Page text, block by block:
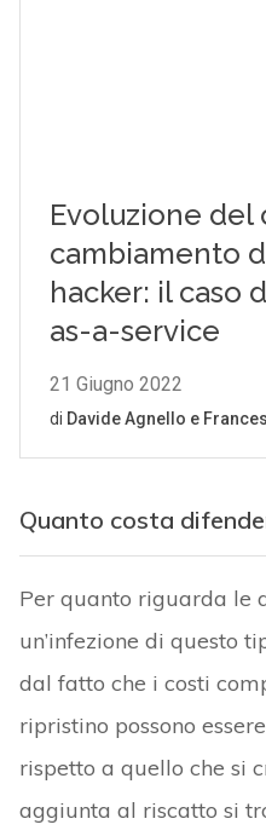
Quanto costa
Per quanto riguarda le
un’infezione di questo
dal fatto che i costi
ripristino possono
rispetto a quello che si
aggiunta al riscatto si